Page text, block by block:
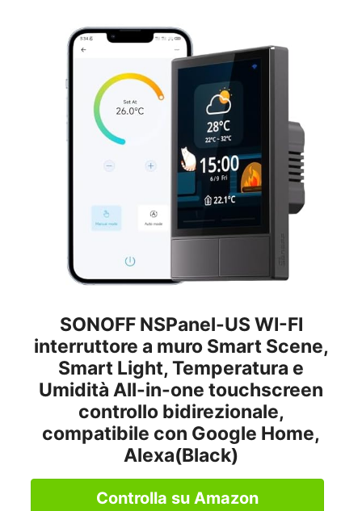
SONOFF NSPanel-US WI-FI
interruttore a muro Smart Scene,
Smart Light, Temperatura e
Umidità All-in-one touchscreen
controllo bidirezionale,
compatibile con Google Home,
Alexa(Black)
Controlla su Amazon